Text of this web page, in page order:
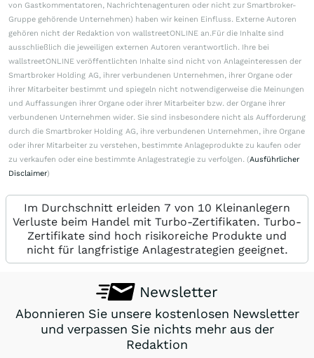
von Gastkommentatoren, Nachrichtenagenturen oder nicht zur Smartbroker-
Gruppe gehörende Unternehmen) haben wir keinen Einfluss. Externe Autoren
gehören nicht der Redaktion von wallstreetONLINE an.Für die Inhalte sind
ausschließlich die jeweiligen externen Autoren verantwortlich. Ihre bei
wallstreetONLINE veröffentlichten Inhalte sind nicht von Anlageinteressen der
Smartbroker Holding AG, ihrer verbundenen Unternehmen, ihrer Organe oder
ihrer Mitarbeiter bestimmt und spiegeln nicht notwendigerweise die Meinungen
und Auffassungen ihrer Organe oder ihrer Mitarbeiter bzw. der Organe ihrer
verbundenen Unternehmen wider. Sie sind insbesondere nicht als Aufforderung
durch die Smartbroker Holding AG, ihre verbundenen Unternehmen, ihre Organe
oder ihrer Mitarbeiter zu verstehen, bestimmte Anlageprodukte zu kaufen oder
zu verkaufen oder eine bestimmte Anlagestrategie zu verfolgen. (Ausführlicher
Disclaimer)
Im Durchschnitt erleiden 7 von 10 Kleinanlegern
Verluste beim Handel mit Turbo-Zertifikaten. Turbo-
Zertifikate sind hoch risikoreiche Produkte und
nicht für langfristige Anlagestrategien geeignet.
Newsletter
Abonnieren Sie unsere kostenlosen Newsletter
und verpassen Sie nichts mehr aus der
Redaktion